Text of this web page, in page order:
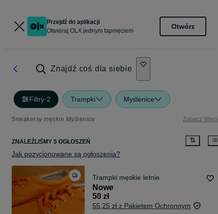
Przejdź do aplikacji
Otwieraj OLX jednym tapnięciem
Otwórz
Znajdź coś dla siebie
Filtry·2 Trampki Myślenice
Sneakersy męskie Myślenice Zobacz
ZNALEŹLIŚMY 5 OGŁOSZEŃ
Jak pozycjonowane są ogłoszenia?
Trampki męskie letnie
Nowe
50 zł
55,25 zł z Pakietem Ochronnym